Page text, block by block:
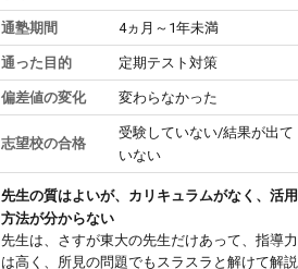
通塾期間 4ヵ月～1年未満
通った目的 定期テスト対策
偏差値の変化 変わらなかった
志望校の合格
受験していない/結果が出て
いない
先生の質はよいが、カリキュラムがなく、活用
方法が分からない
先生は、さすが東大の先生だけあって、指導力
は高く、所見の問題でもスラスラと解けて解説